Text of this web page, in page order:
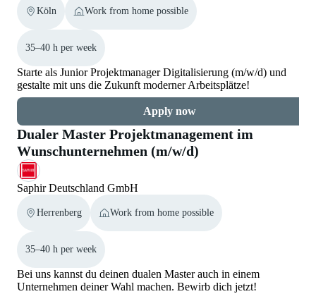
Köln Work from home possible
35–40 h per week
Starte als Junior Projektmanager Digitalisierung (m/w/d) und
gestalte mit uns die Zukunft moderner Arbeitsplätze!
Apply now
Dualer Master Projektmanagement im
Wunschunternehmen (m/w/d)
Saphir Deutschland GmbH
Herrenberg Work from home possible
35–40 h per week
Bei uns kannst du deinen dualen Master auch in einem
Unternehmen deiner Wahl machen. Bewirb dich jetzt!